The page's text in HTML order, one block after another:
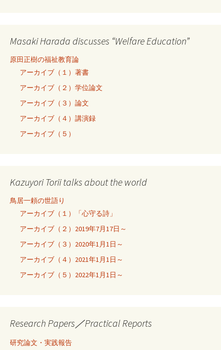
Masaki Harada discusses “Welfare Education”
原田正樹の福祉教育論
アーカイブ（１）著書
アーカイブ（２）学位論文
アーカイブ（３）論文
アーカイブ（４）講演録
アーカイブ（５）
Kazuyori Torii talks about the world
鳥居一頼の世語り
アーカイブ（１）「心守る詩」
アーカイブ（２）2019年7月17日～
アーカイブ（３）2020年1月1日～
アーカイブ（４）2021年1月1日～
アーカイブ（５）2022年1月1日～
Research Papers／Practical Reports
研究論文・実践報告